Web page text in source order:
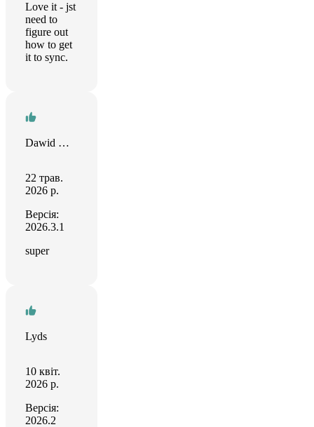
Love it - jst
need to
figure out
how to get
it to sync.
Dawid Orzechowski
22 трав.
2026 р.
Версія:
2026.3.1
super
Lyds
10 квіт.
2026 р.
Версія:
2026.2